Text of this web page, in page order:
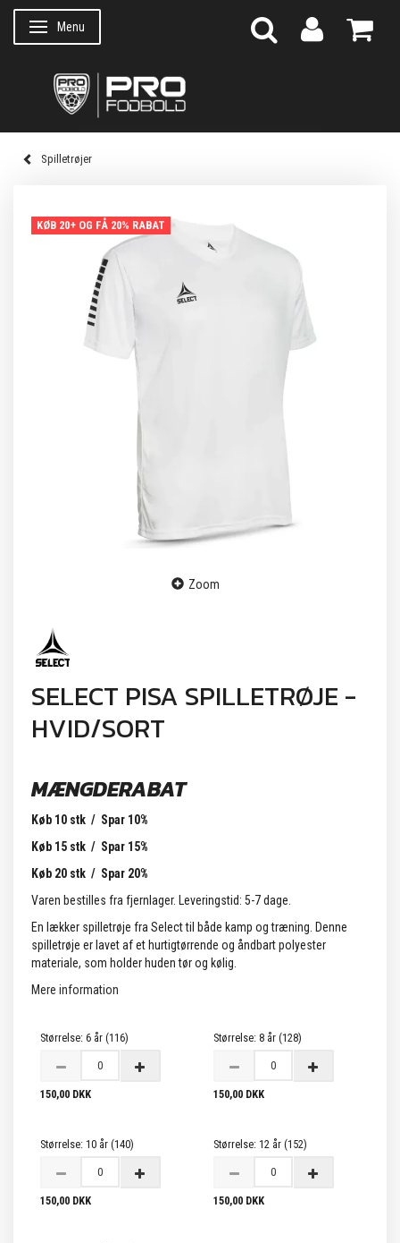
Skifte navigation
Menu
Spilletrøjer
KØB 20+ OG FÅ 20% RABAT
Zoom
SELECT PISA SPILLETRØJE -
HVID/SORT
MÆNGDERABAT
Køb 10 stk / Spar 10%
Køb 15 stk / Spar 15%
Køb 20 stk / Spar 20%
Varen bestilles fra fjernlager. Leveringstid: 5-7 dage.
En lækker spilletrøje fra Select til både kamp og træning. Denne
spilletrøje er lavet af et hurtigtørrende og åndbart polyester
materiale, som holder huden tør og kølig.
Mere information
Størrelse: 6 år (116)
150,00 DKK
Størrelse: 8 år (128)
150,00 DKK
Størrelse: 10 år (140)
150,00 DKK
Størrelse: 12 år (152)
150,00 DKK